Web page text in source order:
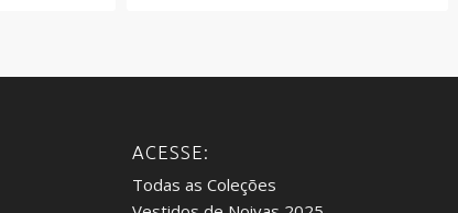
ACESSE:
Todas as Coleções